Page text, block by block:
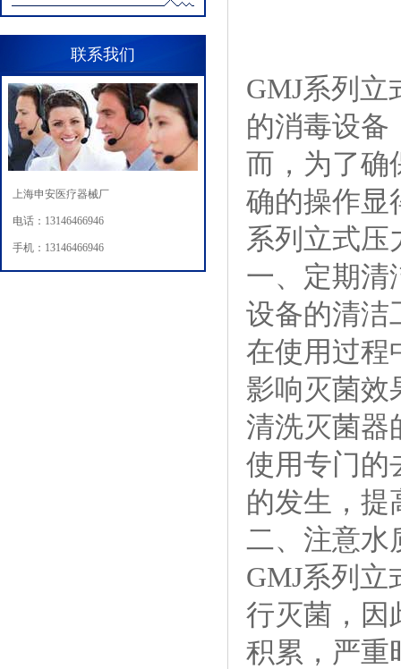
联系我们
上海申安医疗器械厂
电话：13146466946
手机：13146466946
GMJ系列
的消毒设备
而，为了确
确的操作显
系列立式压
一、定期清
设备的清洁
在使用过程
影响灭菌效
清洗灭菌器
使用专门的
的发生，提
二、注意水
GMJ系列
行灭菌，因
积累，严重